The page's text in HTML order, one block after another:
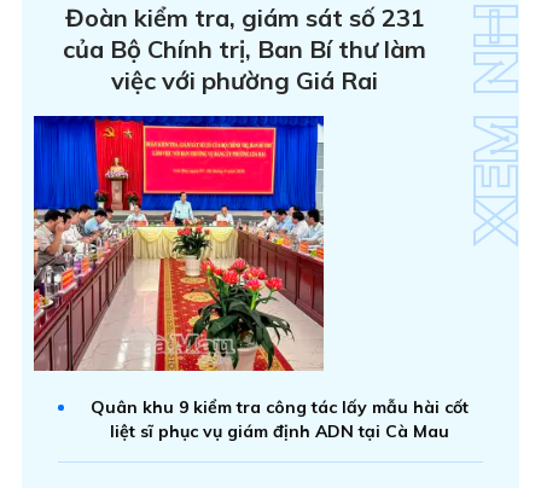
Đoàn kiểm tra, giám sát số 231
của Bộ Chính trị, Ban Bí thư làm
việc với phường Giá Rai
Quân khu 9 kiểm tra công tác lấy mẫu hài cốt
liệt sĩ phục vụ giám định ADN tại Cà Mau